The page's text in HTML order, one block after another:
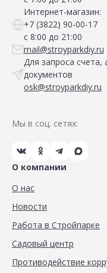
Интернет-магазин:
+7 (3822) 90-00-17
с 8:00 до 21:00
mail@stroyparkdiy.ru
Для запроса счета,
документов
osk@stroyparkdiy.ru
Мы в соц. сетях:
О компании
О нас
Новости
Работа в Стройпарке
Садовый центр
Противодействие